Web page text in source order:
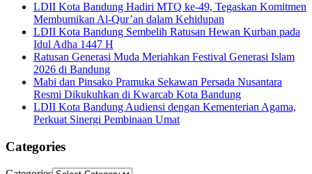
LDII Kota Bandung Hadiri MTQ ke-49, Tegaskan Komitmen
Membumikan Al-Qur’an dalam Kehidupan
LDII Kota Bandung Sembelih Ratusan Hewan Kurban pada
Idul Adha 1447 H
Ratusan Generasi Muda Meriahkan Festival Generasi Islam
2026 di Bandung
Mabi dan Pinsako Pramuka Sekawan Persada Nusantara
Resmi Dikukuhkan di Kwarcab Kota Bandung
LDII Kota Bandung Audiensi dengan Kementerian Agama,
Perkuat Sinergi Pembinaan Umat
Categories